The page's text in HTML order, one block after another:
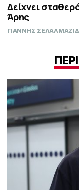
Δείχνει
Άρης
ΓΙΑΝΝΗΣ